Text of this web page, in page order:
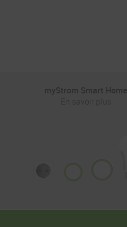
myStrom Smart Home
En savoir plus